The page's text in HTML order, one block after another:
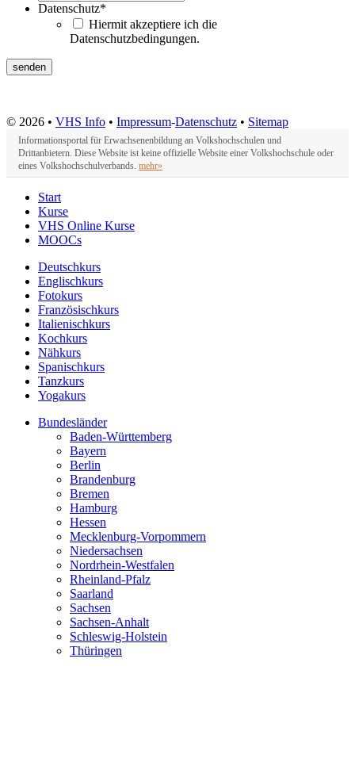
Datenschutz*
Hiermit akzeptiere ich die
Datenschutzbedingungen.
© 2026 • VHS Info • Impressum-Datenschutz • Sitemap
Informationsportal für Erwachsenenbildung an Volkshochschulen und
Drittanbietern. Diese Website ist keine offizielle Website einer Volkshochschule oder
eines Volkshochschulverbands. mehr»
Start
Kurse
VHS Online Kurse
MOOCs
Deutschkurs
Englischkurs
Fotokurs
Französischkurs
Italienischkurs
Kochkurs
Nähkurs
Spanischkurs
Tanzkurs
Yogakurs
Bundesländer
Baden-Württemberg
Bayern
Berlin
Brandenburg
Bremen
Hamburg
Hessen
Mecklenburg-Vorpommern
Niedersachsen
Nordrhein-Westfalen
Rheinland-Pfalz
Saarland
Sachsen
Sachsen-Anhalt
Schleswig-Holstein
Thüringen